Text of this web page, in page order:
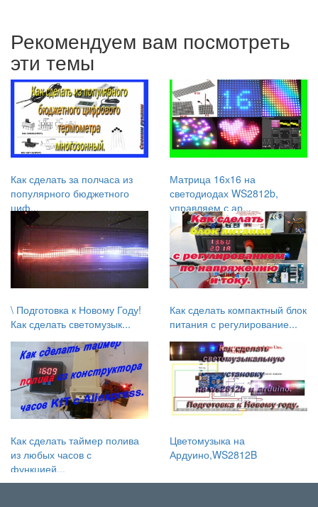
Рекомендуем вам посмотреть
эти темы
Как сделать за полчаса из
популярного бюджетного
циф...
Матрица 16х16 на
светодиодах WS2812b,
управляем с ар...
\ Подготовка к Новому Году!
Как сделать светомузык...
Как сделать компактный блок
питания с регулирование...
Как сделать таймер полива
из любых часов с
функцией...
Цветомузыка на
Ардуино,WS2812B